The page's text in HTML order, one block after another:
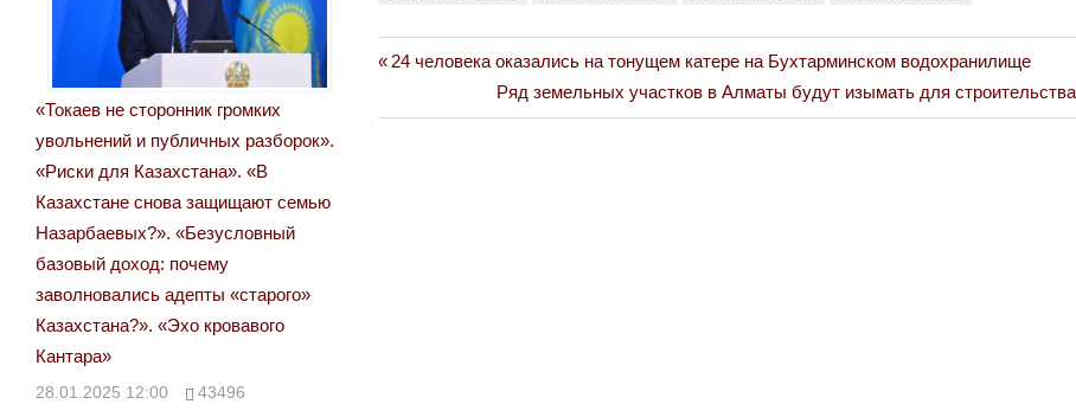
Навигация
по
Previous
24 человека оказались на тонущем катере на Бухтарминском водохранилище
Next
Post:
Ряд земельных участков в Алматы будут изымать для
«Токаев не сторонник громких
увольнений и публичных разборок».
«Риски для Казахстана». «В
Казахстане снова защищают семью
Назарбаевых?». «Безусловный
базовый доход: почему
заволновались адепты «старого»
Казахстана?». «Эхо кровавого
Кантара»
28.01.2025 12:00 43496